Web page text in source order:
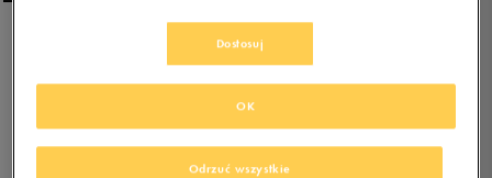
FOOTBALL CLUB
27,00złz Vat
Dostosuj
Odrzuć wszystkie
OK